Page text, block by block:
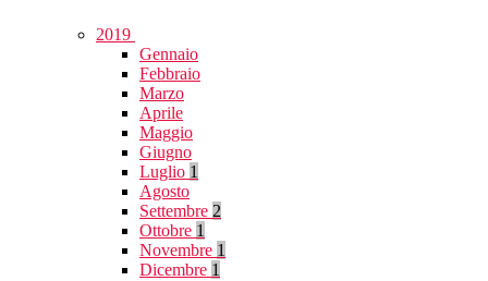
2019
Gennaio
Febbraio
Marzo
Aprile
Maggio
Giugno
Luglio 1
Agosto
Settembre 2
Ottobre 1
Novembre 1
Dicembre 1